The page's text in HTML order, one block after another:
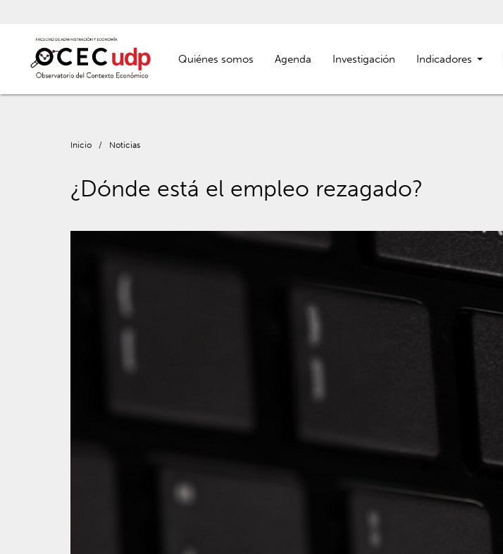
Quiénes somos Agenda Investigación Indicadores
Inicio / Noticias
¿Dónde está el empleo rezagado?